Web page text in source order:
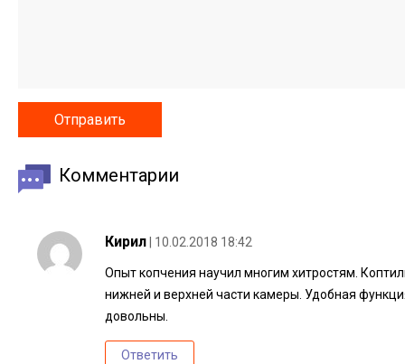
Комментарии
Кирил | 10.02.2018 18:42
Опыт копчения научил многим хитростям.
нижней и верхней части камеры. Удобная
довольны.
Ответить